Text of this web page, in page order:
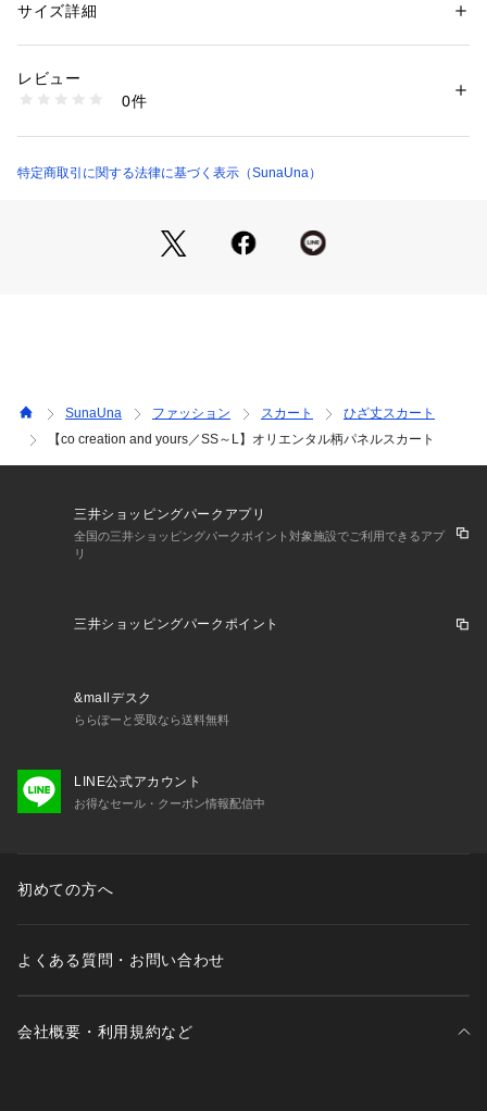
チリメン状の表面感が特徴のバックサテンジョーゼットを使用
＊リサイクルポリエステルを使用しています。
【仕様】
・ポケットなし
・裏地あり
・後ろファスナー
若干製品と画像のカラーが異なる場合もございます。
性別：レディース
素材：表地: ポリエステル100％ 裏地: ポリエステル100％
商品番号：
K92-74001 （ショップ）
サイズ詳細
レビュー
0件
特定商取引に関する法律に基づく表示（SunaUna）
SunaUna ファッション スカート
ひざ丈スカート
【co creation and yours／SS～L】オリエンタル柄パネルスカート
三井ショッピングパークアプリ
全国の三井ショッピングパークポイント対象施設でご利用できるアプ
リ
三井ショッピングパークポイント
&mallデスク
ららぽーと受取なら送料無料
LINE公式アカウント
お得なセール・クーポン情報配信中
初めての方へ
よくある質問・お問い合わせ
会社概要・利用規約など